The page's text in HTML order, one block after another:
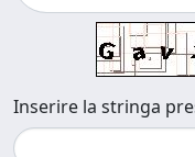
Inserire la stringa